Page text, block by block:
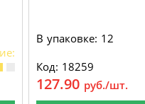
ПАКЕТЫ
В упаковке: 12
Код: 18259
127.90 руб./шт.